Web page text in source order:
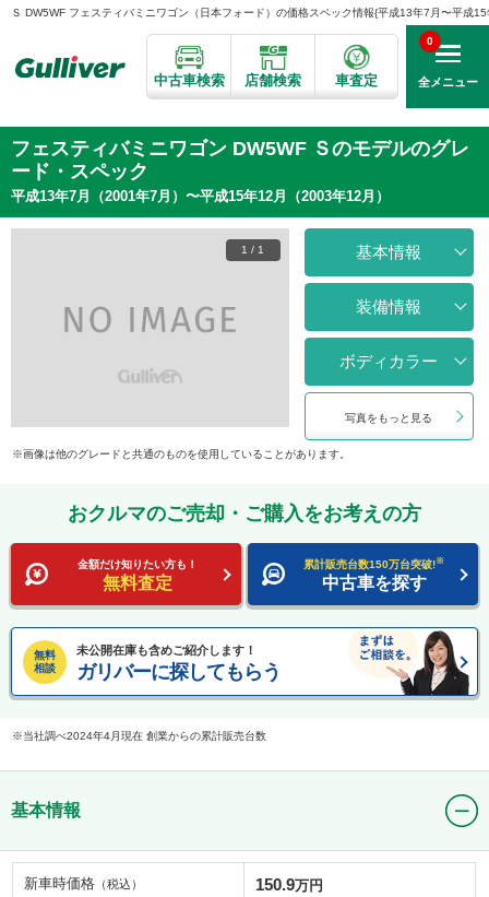
Ｓ DW5WF フェスティバミニワゴン（日本フォード）の価格スペック情報{平成13年7月〜平成
中古車検索 店舗検索 車査定 全メニュー
0
フェスティバミニワゴン DW5WF Ｓのモデルのグレ
ード・スペック
平成13年7月（2001年7月）〜平成15年12月（2003年12月）
1 / 1 基本情報
装備情報
ボディカラー
写真をもっと見る
画像は他のグレードと共通のものを使用していることがあります。
おクルマのご売却・ご購入をお考えの方
金額だけ知りたい方も！
無料査定
累計販売台数150万台突破!※
中古車を探す
無料
相談
未公開在庫も含めご紹介します！
ガリバーに探してもらう
当社調べ2024年4月現在 創業からの累計販売台数
基本情報
新車時価格 （税込） 150.9万円